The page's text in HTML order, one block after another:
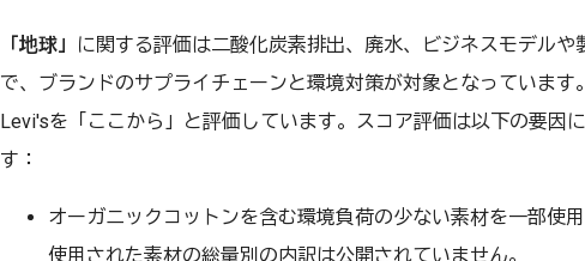
「地球」
に関する評価は二酸化炭素排出、廃水、ビジネスモデルや
で、ブランドのサプライチェーンと環境対策が対象となっています
Levi'sを「ここから」と評価しています。スコア評価は以下の要因
す：
オーガニックコットンを含む環境負荷の少ない素材を一部使用
使用された素材の総量別の内訳は公開されていません。